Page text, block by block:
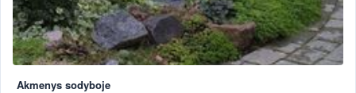
Akmenys sodyboje